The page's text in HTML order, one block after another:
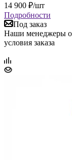
14 900 ₽/шт
Подробности
Под заказ
Наши менеджеры
условия заказа